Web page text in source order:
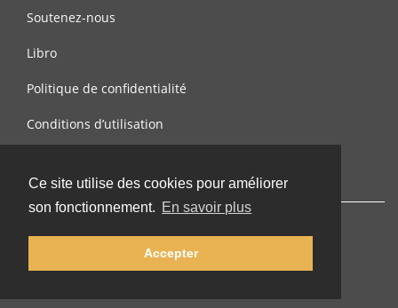
Ce site utilise des cookies pour améliorer
son fonctionnement. En savoir plus
Accepter
Soutenez-nous
Libro
Politique de confidentialité
Conditions d’utilisation
© 2002-2026 lernu.net |Impressum